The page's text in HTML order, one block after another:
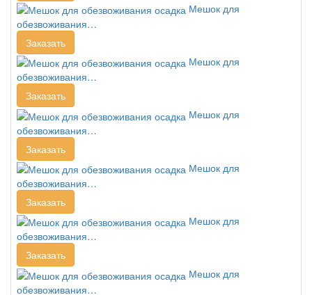
Мешок для
обезвоживания…
Заказать
Мешок для
обезвоживания…
Заказать
Мешок для
обезвоживания…
Заказать
Мешок для
обезвоживания…
Заказать
Мешок для
обезвоживания…
Заказать
Мешок для
обезвоживания…